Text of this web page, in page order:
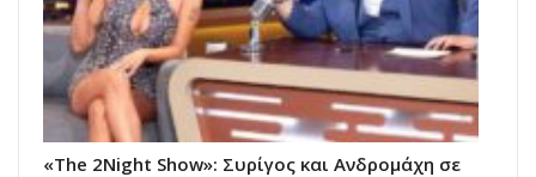
«The 2Night Show»: Συρίγος και Ανδρομάχη σε